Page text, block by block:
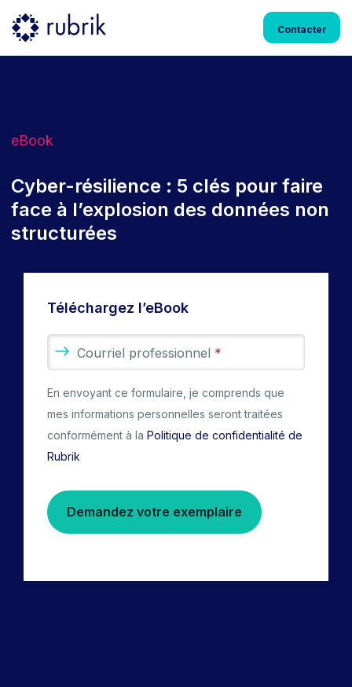
Contacter
eBook
Cyber-résilience : 5 clés pour faire
face à l’explosion des données non
structurées
Téléchargez l’eBook
Courriel professionnel *
En envoyant ce formulaire, je comprends que
mes informations personnelles seront traitées
conformément à la Politique de confidentialité de
Rubrik
Demandez votre exemplaire